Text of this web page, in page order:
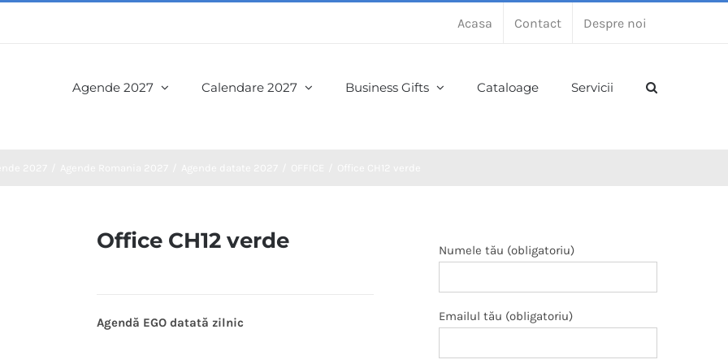
Acasa Contact Despre noi
Agende 2027 Calendare 2027 Business Gifts Cataloage Servicii
Office CH12 verde
Agendă EGO datată zilnic
Numele tău (obligatoriu)
Emailul tău (obligatoriu)